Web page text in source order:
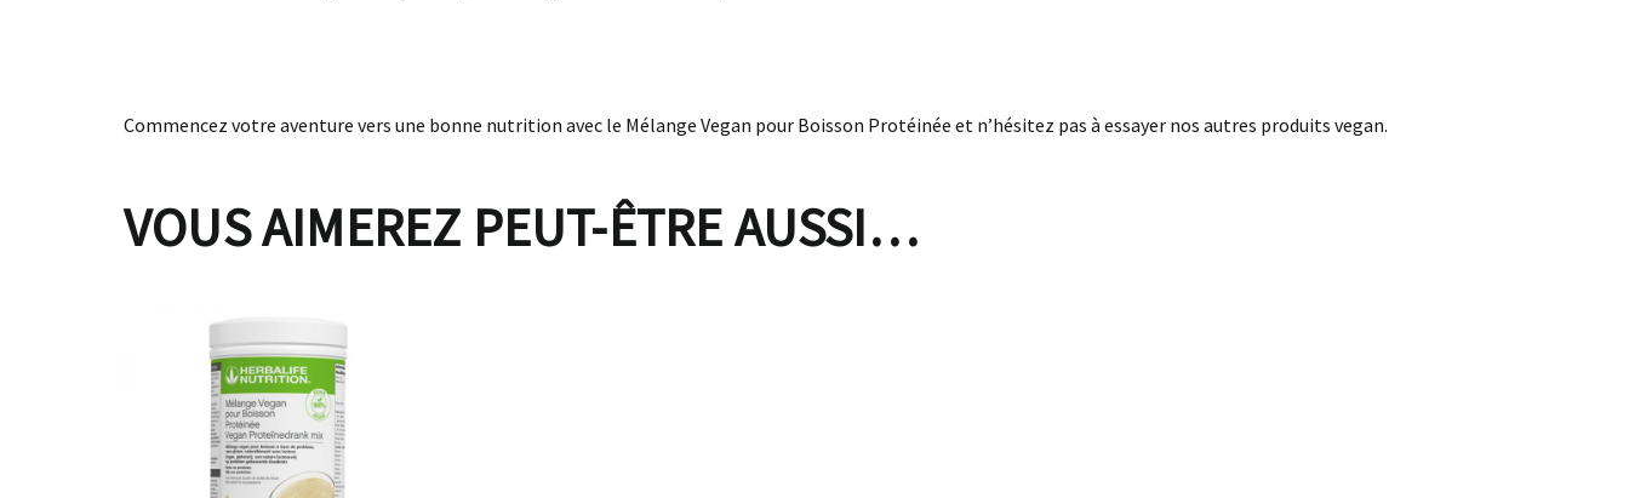
Commencez votre aventure vers une bonne nutrition avec le Mélange Vegan pour Boisson Protéinée et n’hésitez pas à essayer nos autres produits vegan.
VOUS AIMEREZ PEUT-ÊTRE AUSSI…